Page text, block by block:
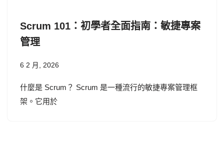
Scrum 101：初學者全面指南：敏捷專案
管理
6 2 月, 2026
什麼是 Scrum？ Scrum 是一種流行的敏捷專案管理框
架。它用於